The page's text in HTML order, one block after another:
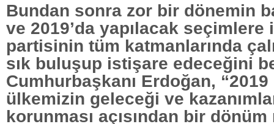
Bundan sonra zor bir dönemin
ve 2019’da yapılacak seçimlere
partisinin tüm katmanlarında
sık buluşup istişare edeceğini
Cumhurbaşkanı Erdoğan,
ülkemizin geleceği ve
korunması açısından bir dönüm